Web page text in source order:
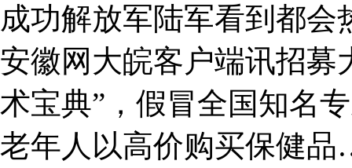
成功解放军陆军看到都
安徽网大皖客户端讯招募
术宝典”，假冒全国知名
老年人以高价购买保健